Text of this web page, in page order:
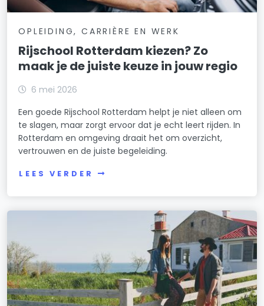
OPLEIDING, CARRIÈRE EN WERK
Rijschool Rotterdam kiezen? Zo
maak je de juiste keuze in jouw regio
6 mei 2026
Een goede Rijschool Rotterdam helpt je niet alleen om
te slagen, maar zorgt ervoor dat je echt leert rijden. In
Rotterdam en omgeving draait het om overzicht,
vertrouwen en de juiste begeleiding.
LEES VERDER